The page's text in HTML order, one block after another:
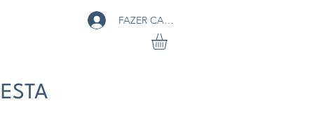
FAZER CADASTRO